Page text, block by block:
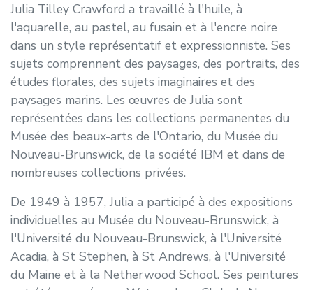
Julia Tilley Crawford a travaillé à l'huile, à
l'aquarelle, au pastel, au fusain et à l'encre noire
dans un style représentatif et expressionniste. Ses
sujets comprennent des paysages, des portraits, des
études florales, des sujets imaginaires et des
paysages marins. Les œuvres de Julia sont
représentées dans les collections permanentes du
Musée des beaux-arts de l'Ontario, du Musée du
Nouveau-Brunswick, de la société IBM et dans de
nombreuses collections privées.
De 1949 à 1957, Julia a participé à des expositions
individuelles au Musée du Nouveau-Brunswick, à
l'Université du Nouveau-Brunswick, à l'Université
Acadia, à St Stephen, à St Andrews, à l'Université
du Maine et à la Netherwood School. Ses peintures